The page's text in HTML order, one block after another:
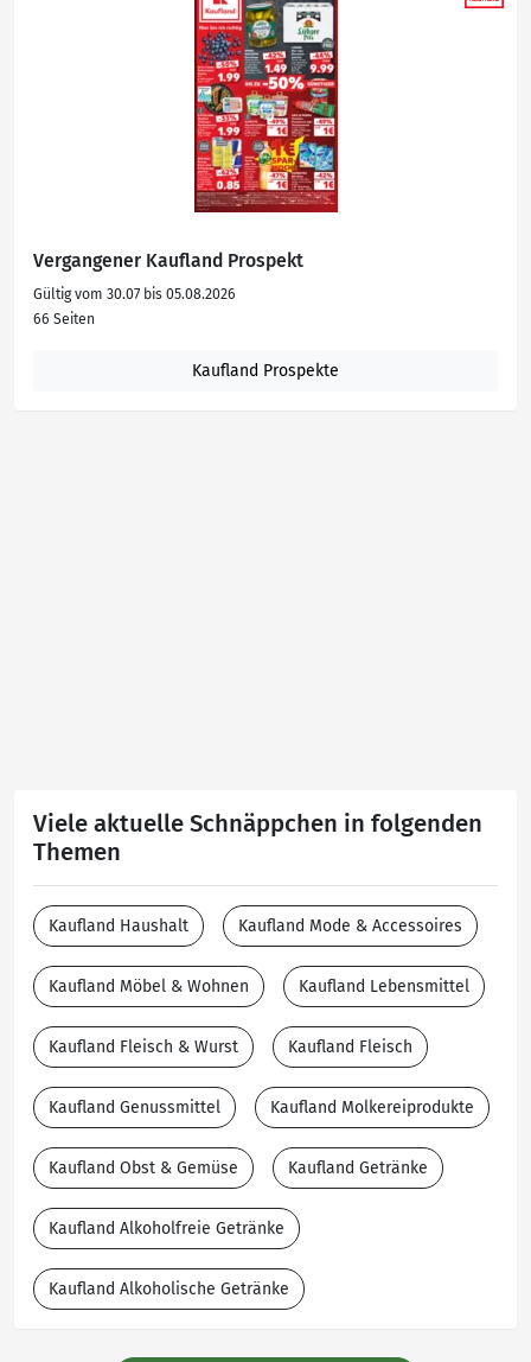
Vergangener Kaufland Prospekt
Gültig vom 30.07 bis 05.08.2026
66 Seiten
Kaufland Prospekte
Viele aktuelle Schnäppchen in folgenden
Themen
Kaufland Haushalt Kaufland Mode & Accessoires
Kaufland Möbel & Wohnen Kaufland Lebensmittel
Kaufland Fleisch & Wurst Kaufland Fleisch
Kaufland Genussmittel Kaufland Molkereiprodukte
Kaufland Obst & Gemüse Kaufland Getränke
Kaufland Alkoholfreie Getränke
Kaufland Alkoholische Getränke